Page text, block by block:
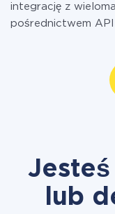
integrację z
pośrednictwem API
Jesteś
lub